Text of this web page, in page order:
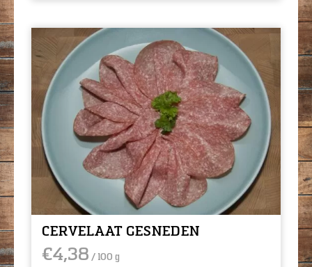
CERVELAAT GESNEDEN
€4,38 / 100 g